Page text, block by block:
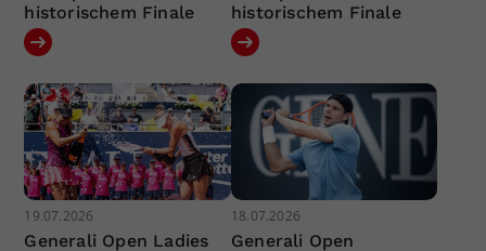
historischem Finale
historischem Finale
19.07.2026
Generali Open Ladies
18.07.2026
Generali Open